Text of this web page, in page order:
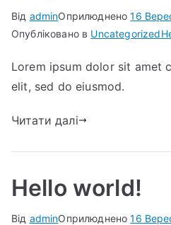
Від adminОприлюднено16
Опубліковано в Uncategorized
Lorem ipsum dolor sit amet
elit, sed do eiusmod.
Читати далі
Hello world!
Від adminОприлюднено16